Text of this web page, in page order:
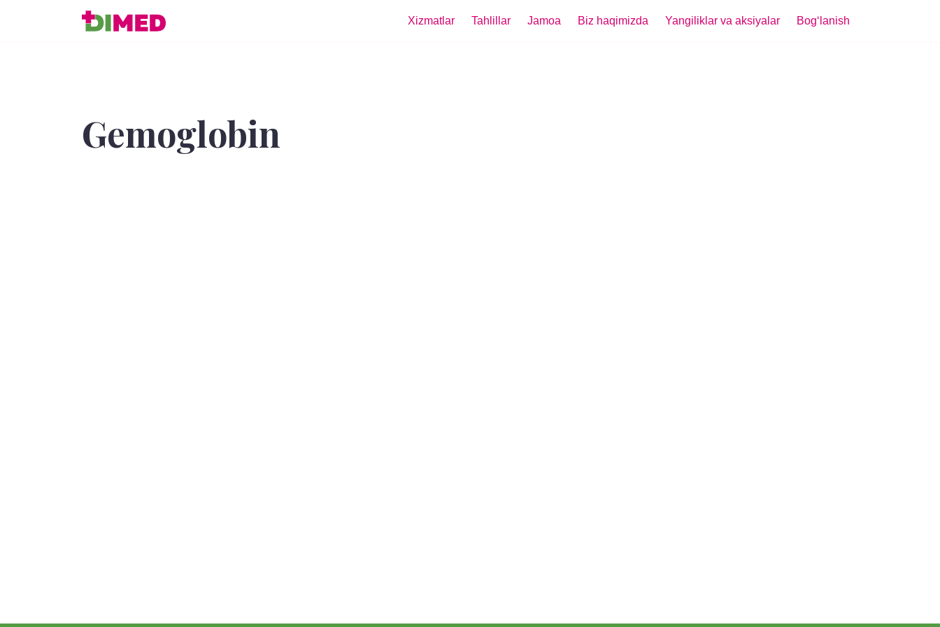
Xizmatlar Tahlillar Jamoa Biz haqimizda Yangiliklar va aksiyalar Bogʻlanish
Gemoglobin